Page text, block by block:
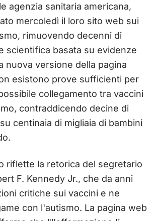
agenzia sanitaria americana,
mercoledì il loro sito web sui
rimuovendo decenni di
scientifica basata su evidenze
nuova versione della pagina
esistono prove sufficienti per
collegamento tra vaccini
contraddicendo decine di
centinaia di migliaia di bambini
riflette la retorica del segretario
F. Kennedy Jr., che da anni
critiche sui vaccini e ne
con l'autismo. La pagina web